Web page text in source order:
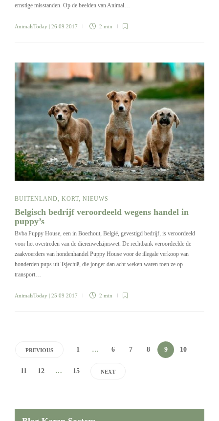
ernstige misstanden. Op de beelden van Animal…
AnimalsToday | 26 09 2017 2 min
BUITENLAND, KORT, NIEUWS
Belgisch bedrijf veroordeeld wegens handel in
puppy’s
Bvba Puppy House, een in Boechout, België, gevestigd bedrijf, is veroordeeld
voor het overtreden van de dierenwelzijnswet. De rechtbank veroordeelde de
zaakvoerders van hondenhandel Puppy House voor de illegale verkoop van
honderden pups uit Tsjechië, die jonger dan acht weken waren toen ze op
transport…
AnimalsToday | 25 09 2017 2 min
PREVIOUS 1 … 6 7 8 9 10
11 12 … 15 NEXT